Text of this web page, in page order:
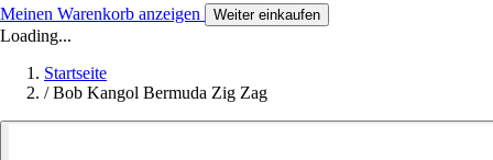
Meinen Warenkorb anzeigen Weiter einkaufen
Loading...
Startseite
/ Bob Kangol Bermuda Zig Zag